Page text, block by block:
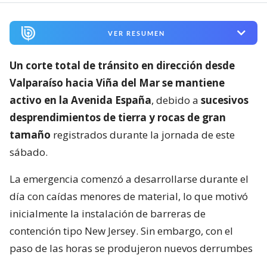
VER RESUMEN
Un corte total de tránsito en dirección desde
Valparaíso hacia Viña del Mar se mantiene
activo en la Avenida España, debido a sucesivos
desprendimientos de tierra y rocas de gran
tamaño registrados durante la jornada de este
sábado.
La emergencia comenzó a desarrollarse durante el
día con caídas menores de material, lo que motivó
inicialmente la instalación de barreras de
contención tipo New Jersey. Sin embargo, con el
paso de las horas se produjeron nuevos derrumbes